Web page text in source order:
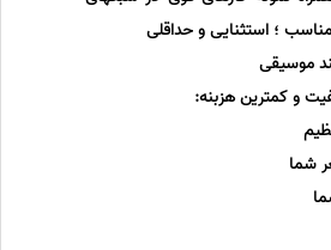
؛ استثنایی و حداقلی
موسیقی
و کمترین هزبنه:
شما